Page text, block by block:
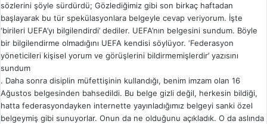
sözlerini şöyle sürdürdü; Gözlediğimiz gibi son birkaç haftadan
başlayarak bu tür spekülasyonlara belgeyle cevap veriyorum. İşte
‘birileri UEFA’yı bilgilendirdi’ dediler. UEFA’nın belgesini sundum. Böyle
bir bilgilendirme olmadığını UEFA kendisi söylüyor. ‘Federasyon
yöneticileri kişisel yorum ve görüşlerini bildirmemişlerdir’ yazısını
sundum
. Daha sonra disiplin müfettişinin kullandığı, benim imzam olan 16
Ağustos belgesinden bahsedildi. Bu belge gizli değil, herkesin bildiği,
hatta federasyondayken internette yayınladığımız belgeyi sanki özel
belgeymiş gibi sunuyorlar. Onun da ne olduğunu açıkladık. O da aslında